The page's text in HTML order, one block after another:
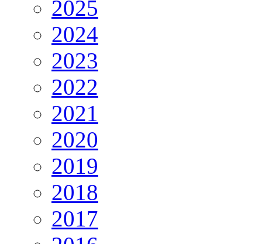
2025
2024
2023
2022
2021
2020
2019
2018
2017